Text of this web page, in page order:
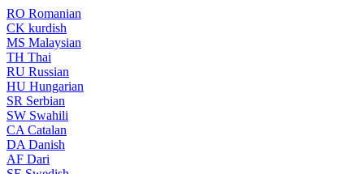
RO Romanian
CK kurdish
MS Malaysian
TH Thai
RU Russian
HU Hungarian
SR Serbian
SW Swahili
CA Catalan
DA Danish
AF Dari